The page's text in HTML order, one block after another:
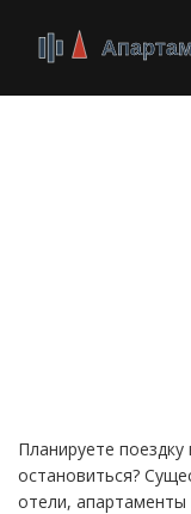
Планируете
остановиться?
отели,